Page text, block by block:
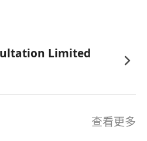
對監管框架（如SFC、
合合規與風險管理要求
任感及多任務處理能力，
Limited
查看更多